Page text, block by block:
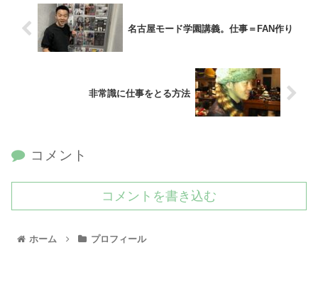
名古屋モード学園講義。仕事＝FAN作り
非常識に仕事をとる方法
コメント
コメントを書き込む
ホーム プロフィール